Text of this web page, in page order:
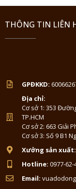
THÔNG TIN LIÊN
GPĐKKD:
Địa chỉ:
Cơ sở 1: 353
TP.HCM
Cơ sở 2: 663 Giải
Cơ sở 3: Số 9 B1
Xưởng sản xuất:
Hotline: 0977-62-
Email: